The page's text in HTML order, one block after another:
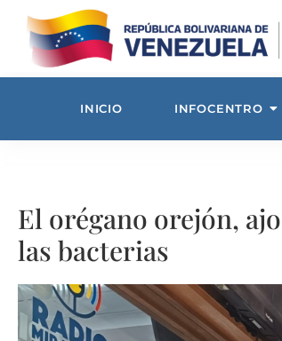
INICIO INFOCENTRO
El orégano orejón,
las bacterias